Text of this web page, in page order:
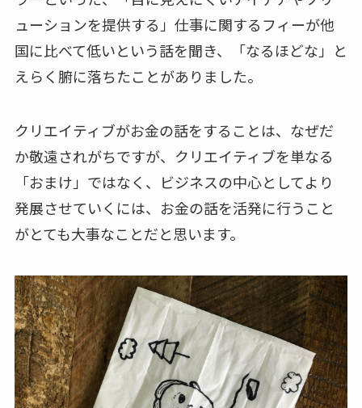
ューションを提供する」仕事に関するフィーが他
国に比べて低いという話を聞き、「なるほどな」と
えらく腑に落ちたことがありました。
クリエイティブがお金の話をすることは、なぜだ
か敬遠されがちですが、クリエイティブを単なる
「おまけ」ではなく、ビジネスの中心としてより
発展させていくには、お金の話を活発に行うこと
がとても大事なことだと思います。